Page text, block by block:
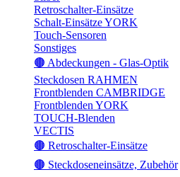
Retroschalter-Einsätze
Schalt-Einsätze YORK
Touch-Sensoren
Sonstiges
🟤 Abdeckungen - Glas-Optik
Steckdosen RAHMEN
Frontblenden CAMBRIDGE
Frontblenden YORK
TOUCH-Blenden
VECTIS
🟤 Retroschalter-Einsätze
🟤 Steckdoseneinsätze, Zubehör